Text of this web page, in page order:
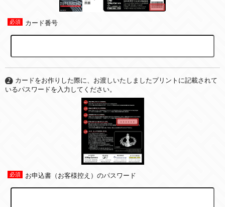
カード番号
カードをお作りした際に、お渡しいたしましたプリントに記載されて
いるパスワードを入力してください。
お申込書（お客様控え）のパスワード